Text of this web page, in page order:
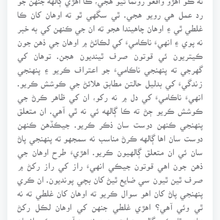
رد عمل هي رويو هجي. ٿي سگهي ٿو ته اوهان کان ڪا
غلطي ٿي ۽ اوهان چاهيندا هجو ته ان جي ڪنهن کي به خبر
نه پوي ۽ انهيءَ ناڪاميءَ کي لڪائڻ ۾ اوهان جي ذهن جون
ڪيتريون ئي قوتون صرف ٿينديون هجن. توهان کي
گهرجي ته پنهنجي ناڪاميءَ جو اعتراف ڪريو ۽ پنهنجي
زندگيءَ کي بدليل حالتن مطابق هلائڻ جي ڪوشش ڪريو.
انهيءَ ناڪاميءَ کي دل ۾ نه رکو، ان کي ظاهر ڪرڻ جي
ڪوشش ڪريو ڄڻ ته ڪا ڳالهه ئي نه ٿي آهي. ان متعلق
پنهنجي ڪنهن دوست سان ذڪر ڪريو. جيڪڏهن ڪنهن
دوست سان اها ڳالهه ڪرڻ مناسب نه سمجهو ته پنهنجي پاڻ
سان ئي ان متعلق ڳالهيون ڪريو. اهڙيءَ طرح اوهان جي
ذهن جون اهي قوتون جيڪي انهيءَ راز کي راز رکڻ ۾
صرف ٿين ٿيون سي ضايع ٿيڻ کان بچي پونديون. ان ڪري
پنهنجي پاڻ کان اهو سوال ڪريو ته اوهان کان غلطي ته نه
ٿي وئي آهي؟ اهڙي غلطي جنهن کي اوهان لڪل رکڻ
چاهيو ٿا. ڪي ڳالهيون اهڙيون هونديون آهن جيڪي انسان